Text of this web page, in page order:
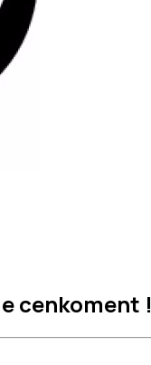
cenkoment !